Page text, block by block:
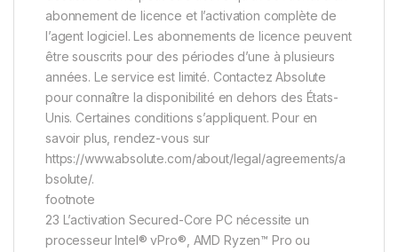
abonnement de licence et l’activation complète de
l’agent logiciel. Les abonnements de licence peuvent
être souscrits pour des périodes d’une à plusieurs
années. Le service est limité. Contactez Absolute
pour connaître la disponibilité en dehors des États-
Unis. Certaines conditions s’appliquent. Pour en
savoir plus, rendez-vous sur
https://www.absolute.com/about/legal/agreements/a
bsolute/.
footnote
23 L’activation Secured-Core PC nécessite un
processeur Intel® vPro®, AMD Ryzen™ Pro ou